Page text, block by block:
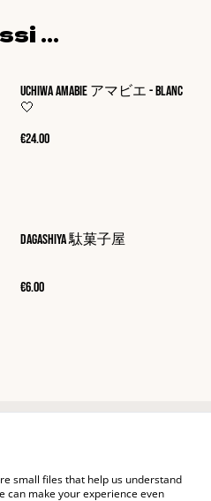
...
Uchiwa Amabie アマビエ - Blanc
🤍
€24.00
Dagashiya 駄菓子屋
€6.00
small files that help us understand
can make your experience even